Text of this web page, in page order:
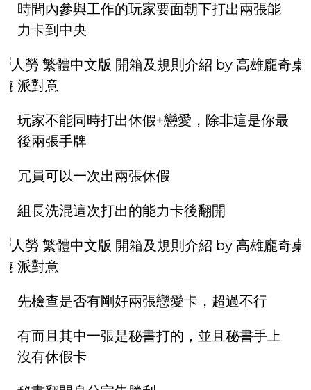
時間內參與工作的玩家要面朝下打出兩張能
力卡到中央
玩家不能同時打出休假+戀愛，除非這是你最
後兩張手牌
冗員可以一次出兩張休假
組長洗混這次打出的能力卡後翻開
先檢查是否有剛好兩張戀愛卡，超過不行
有而且其中一張是秘書打的，並且秘書手上
沒有休假卡